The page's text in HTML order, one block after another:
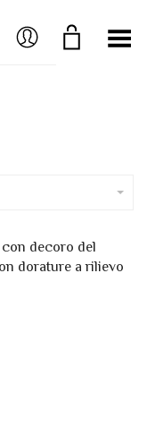
MY ACCOUNT
Menú